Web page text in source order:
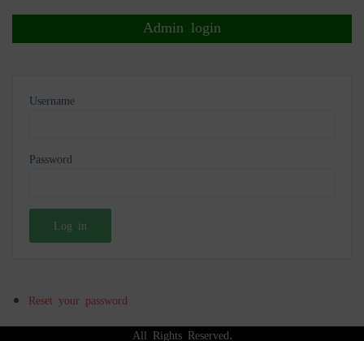
Admin login
Username
Password
Reset your password
All Rights Reserved.